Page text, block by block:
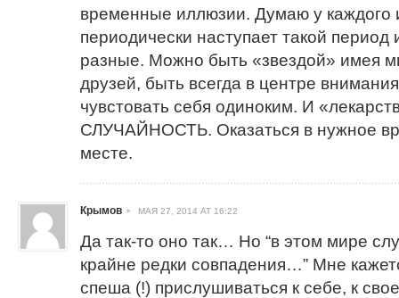
временные иллюзии. Думаю у каждого
периодически наступает такой
разные. Можно быть «звездой» имея
друзей, быть всегда в центре
чувстовать себя одиноким. И
СЛУЧАЙНОСТЬ. Оказаться в нужное
месте.
Крымов МАЯ 27, 2014 AT 16:22
Да так-то оно так… Но “в этом мире
крайне редки совпадения…” Мне
спеша (!) прислушиваться к себе, к